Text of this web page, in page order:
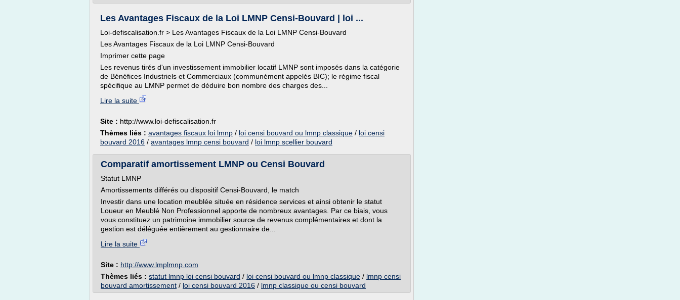
Les Avantages Fiscaux de la Loi LMNP Censi-Bouvard | loi ...
Loi-defiscalisation.fr > Les Avantages Fiscaux de la Loi LMNP Censi-Bouvard
Les Avantages Fiscaux de la Loi LMNP Censi-Bouvard
Imprimer cette page
Les revenus tirés d'un investissement immobilier locatif LMNP sont imposés dans la catégorie
de Bénéfices Industriels et Commerciaux (communément appelés BIC); le régime fiscal
spécifique au LMNP permet de déduire bon nombre des charges des...
Lire la suite
Site : http://www.loi-defiscalisation.fr
Thèmes liés : avantages fiscaux loi lmnp / loi censi bouvard ou lmnp classique / loi censi
bouvard 2016 / avantages lmnp censi bouvard / loi lmnp scellier bouvard
Comparatif amortissement LMNP ou Censi Bouvard
Statut LMNP
Amortissements différés ou dispositif Censi-Bouvard, le match
Investir dans une location meublée située en résidence services et ainsi obtenir le statut
Loueur en Meublé Non Professionnel apporte de nombreux avantages. Par ce biais, vous
vous constituez un patrimoine immobilier source de revenus complémentaires et dont la
gestion est déléguée entièrement au gestionnaire de...
Lire la suite
Site : http://www.lmplmnp.com
Thèmes liés : statut lmnp loi censi bouvard / loi censi bouvard ou lmnp classique / lmnp censi
bouvard amortissement / loi censi bouvard 2016 / lmnp classique ou censi bouvard